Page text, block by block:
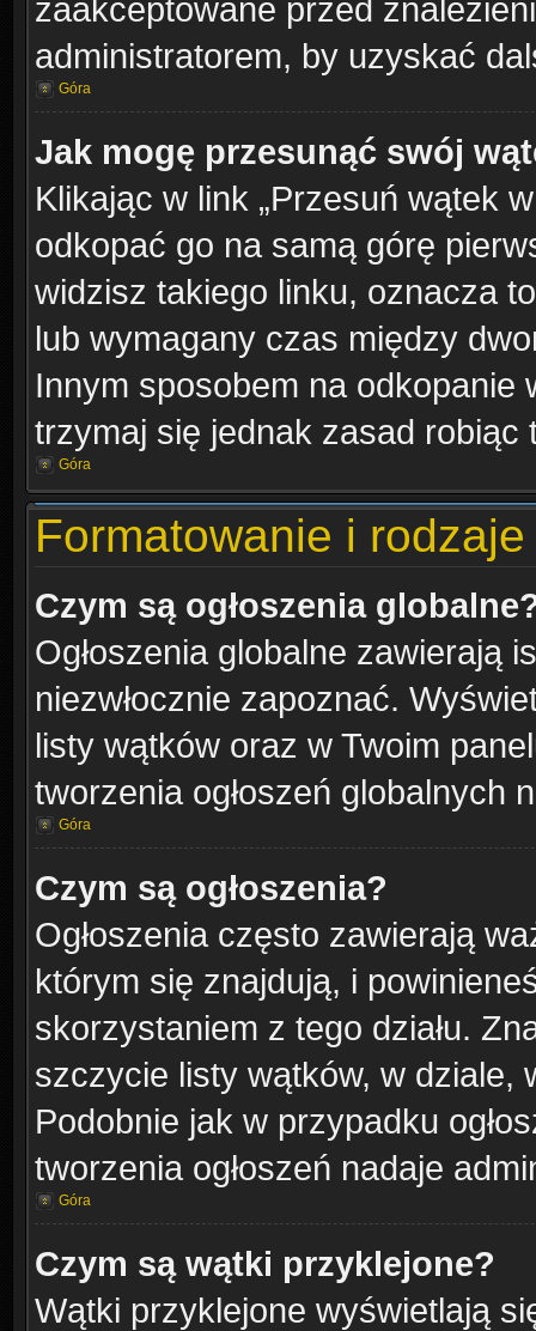
zaakceptowane przed
administratorem, by uzyskać
Góra
Jak mogę przesunąć swój
Klikając w link „Przesuń wątek
odkopać go na samą górę
widzisz takiego linku, oznacza
lub wymagany czas między
Innym sposobem na odkopanie
trzymaj się jednak zasad robiąc
Góra
Formatowanie i
Czym są ogłoszenia
Ogłoszenia globalne zawierają
niezwłocznie zapoznać.
listy wątków oraz w Twoim
tworzenia ogłoszeń globalnych
Góra
Czym są ogłoszenia?
Ogłoszenia często zawierają
którym się znajdują, i
skorzystaniem z tego działu.
szczycie listy wątków, w dziale,
Podobnie jak w przypadku
tworzenia ogłoszeń nadaje
Góra
Czym są wątki przyklejone?
Wątki przyklejone wyświetlają